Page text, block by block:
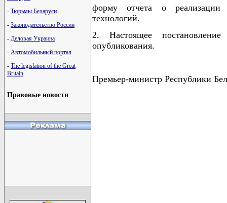
- Тюрьмы Беларуси
- Законодательство России
- Деловая Украина
- Автомобильный портал
- The legislation of the Great
Britain
Правовые новости
форму отчета о реализации
технологий.
2. Настоящее
опубликования.
Премьер-министр Республики